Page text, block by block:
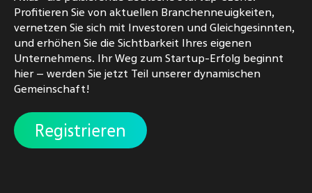
Profitieren Sie von aktuellen Branchenneuigkeiten,
vernetzen Sie sich mit Investoren und Gleichgesinnten,
und erhöhen Sie die Sichtbarkeit Ihres eigenen
Unternehmens. Ihr Weg zum Startup-Erfolg beginnt
hier – werden Sie jetzt Teil unserer dynamischen
Gemeinschaft!
Registrieren